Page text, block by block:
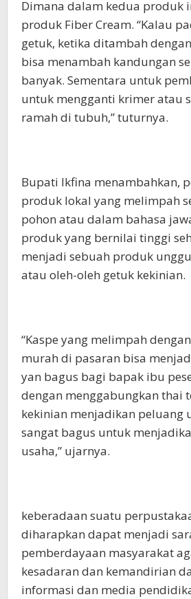
Dimana dalam kedua produk
produk Fiber Cream. “Kalau
getuk, ketika ditambah
bisa menambah kandungan
banyak. Sementara untuk
untuk mengganti krimer atau
ramah di tubuh,” tuturnya.
Bupati Ikfina menambahkan,
produk lokal yang melimpah
pohon atau dalam bahasa
produk yang bernilai tinggi
menjadi sebuah produk
atau oleh-oleh getuk kekinian.
“Kaspe yang melimpah
murah di pasaran bisa
yan bagus bagi bapak ibu
dengan menggabungkan thai
kekinian menjadikan peluang
sangat bagus untuk
usaha,” ujarnya.
keberadaan suatu
diharapkan dapat menjadi
pemberdayaan masyarakat
kesadaran dan kemandirian
informasi dan media